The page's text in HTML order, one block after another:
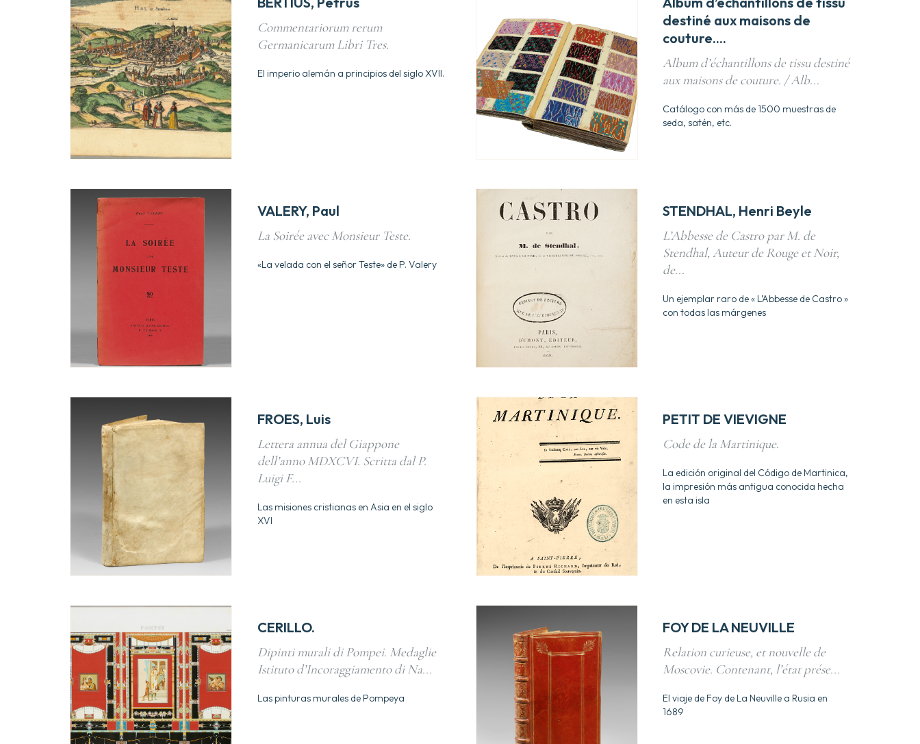
Commentariorum rerum
Germanicarum Libri Tres.
El imperio alemán a principios del siglo XVII.
destiné aux maisons de
couture....
Album d’échantillons de tissu destiné
aux maisons de couture. / Alb...
Catálogo con más de 1500 muestras de
seda, satén, etc.
VALERY, Paul
La Soirée avec Monsieur Teste.
«La velada con el señor Teste» de P. Valery
STENDHAL, Henri Beyle
L’Abbesse de Castro par M. de
Stendhal, Auteur de Rouge et Noir,
de...
Un ejemplar raro de « L’Abbesse de Castro »
con todas las márgenes
FROES, Luis
Lettera annua del Giappone
dell’anno MDXCVI. Scritta dal P.
Luigi F...
Las misiones cristianas en Asia en el siglo
XVI
PETIT DE VIEVIGNE
Code de la Martinique.
La edición original del Código de Martinica,
la impresión más antigua conocida hecha
en esta isla
CERILLO.
Dipinti murali di Pompei. Medaglie
Istituto d’Incoraggiamento di Na...
Las pinturas murales de Pompeya
FOY DE LA NEUVILLE
Relation curieuse, et nouvelle de
Moscovie. Contenant, l’état prése...
El viaje de Foy de La Neuville a Rusia en
1689